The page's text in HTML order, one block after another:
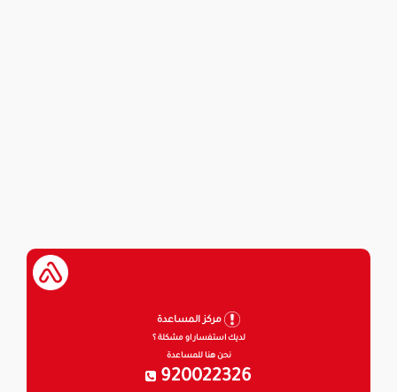
مركز المساعدة
لديك استفسار او مشكلة ؟
نحن هنا للمساعدة
920022326